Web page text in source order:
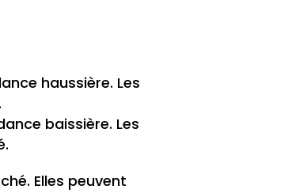
haussière. Les
baissière. Les
Elles peuvent